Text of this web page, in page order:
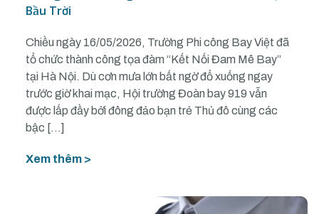
Bầu Trời
Chiều ngày 16/05/2026, Trường Phi công Bay Việt đã
tổ chức thành công tọa đàm “Kết Nối Đam Mê Bay”
tại Hà Nội. Dù cơn mưa lớn bất ngờ đổ xuống ngay
trước giờ khai mạc, Hội trường Đoàn bay 919 vẫn
được lấp đầy bởi đông đảo bạn trẻ Thủ đô cùng các
bậc […]
Xem thêm >